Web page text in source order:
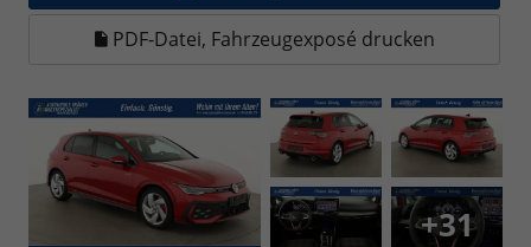
PDF-Datei, Fahrzeugexposé drucken
+31